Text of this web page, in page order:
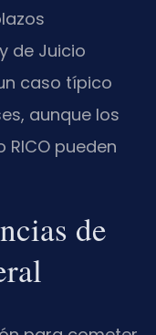
de Juicio
caso típico
aunque los
pueden
de